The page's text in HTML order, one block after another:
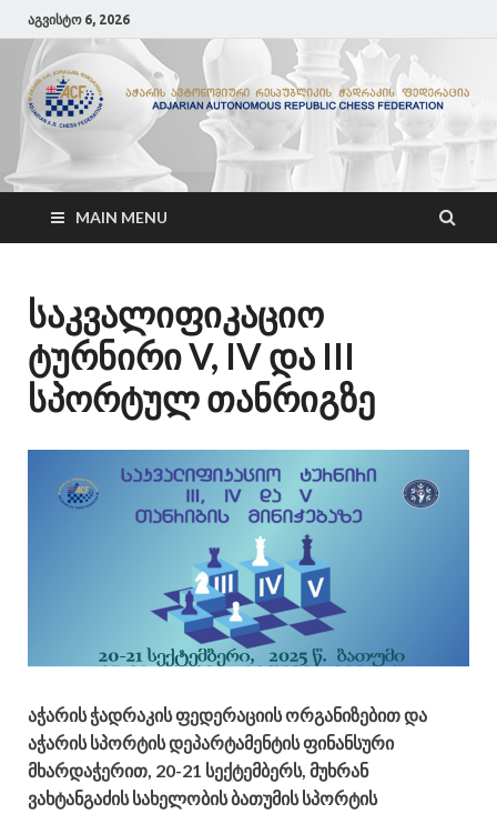
აგვისტო 6, 2026
ACF
აჭარის ჭადრაკის ფედერაცია
MAIN MENU
საკვალიფიკაციო
ტურნირი V, IV და III
სპორტულ თანრიგზე
აჭარის ჭადრაკის ფედერაციის ორგანიზებით და
აჭარის სპორტის დეპარტამენტის ფინანსური
მხარდაჭერით, 20-21 სექტემბერს, მუხრან
ვახტანგაძის სახელობის ბათუმის სპორტის